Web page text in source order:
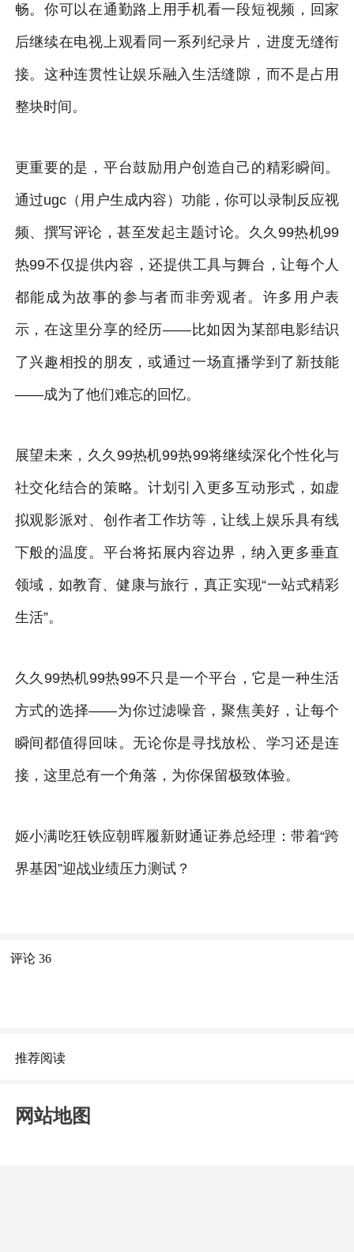
畅。你可以在通勤路上用手机看一段短视频，回家
后继续在电视上观看同一系列纪录片，进度无缝衔
接。这种连贯性让娱乐融入生活缝隙，而不是占用
整块时间。
更重要的是，平台鼓励用户创造自己的精彩瞬间。
通过ugc（用户生成内容）功能，你可以录制反应视
频、撰写评论，甚至发起主题讨论。久久99热机99
热99不仅提供内容，还提供工具与舞台，让每个人
都能成为故事的参与者而非旁观者。许多用户表
示，在这里分享的经历——比如因为某部电影结识
了兴趣相投的朋友，或通过一场直播学到了新技能
——成为了他们难忘的回忆。
展望未来，久久99热机99热99将继续深化个性化与
社交化结合的策略。计划引入更多互动形式，如虚
拟观影派对、创作者工作坊等，让线上娱乐具有线
下般的温度。平台将拓展内容边界，纳入更多垂直
领域，如教育、健康与旅行，真正实现“一站式精彩
生活”。
久久99热机99热99不只是一个平台，它是一种生活
方式的选择——为你过滤噪音，聚焦美好，让每个
瞬间都值得回味。无论你是寻找放松、学习还是连
接，这里总有一个角落，为你保留极致体验。
姬小满吃狂铁应朝晖履新财通证券总经理：带着“跨
界基因”迎战业绩压力测试？
评论 36
推荐阅读
网站地图